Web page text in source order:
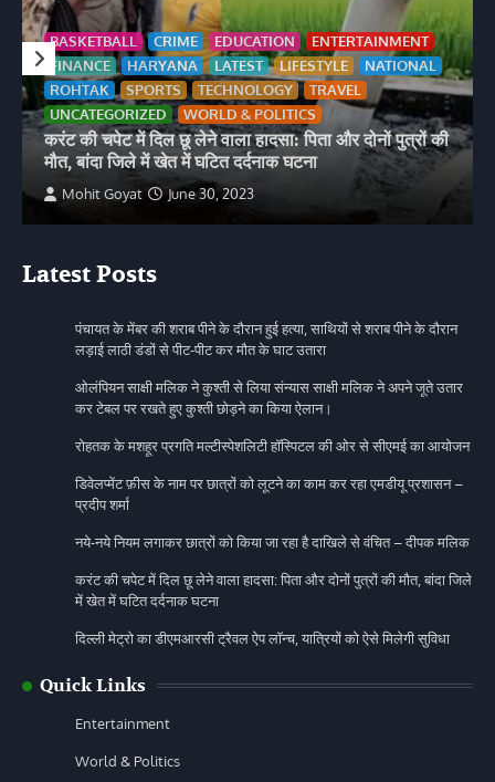
BASKETBALL CRIME EDUCATION
ENTERTAINMENT
FINANCE
HARYANA LATEST LIFESTYLE
NATIONAL
ROHTAK
SPORTS TECHNOLOGY
TRAVEL
UNCATEGORIZED
WORLD & POLITICS
करंट की चपेट में दिल छू लेने वाला हादसा: पिता और दोनों पुत्रों की
मौत, बांदा जिले में खेत में घटित दर्दनाक घटना
Mohit Goyat June 30, 2023
Latest Posts
पंचायत के मेंबर की शराब पीने के दौरान हुई हत्या, साथियों से शराब पीने के दौरान
लड़ाई लाठी डंडों से पीट-पीट कर मौत के घाट उतारा
ओलंपियन साक्षी मलिक ने कुश्ती से लिया संन्यास साक्षी मलिक ने अपने जूते उतार
कर टेबल पर रखते हुए कुश्ती छोड़ने का किया ऐलान।
रोहतक के मशहूर प्रगति मल्टीस्पेशलिटी हॉस्पिटल की ओर से सीएमई का आयोजन
डिवेलप्मेंट फ़ीस के नाम पर छात्रों को लूटने का काम कर रहा एमडीयू प्रशासन –
प्रदीप शर्मा
नये-नये नियम लगाकर छात्रों को किया जा रहा है दाखिले से वंचित – दीपक मलिक
करंट की चपेट में दिल छू लेने वाला हादसा: पिता और दोनों पुत्रों की मौत, बांदा जिले
में खेत में घटित दर्दनाक घटना
दिल्ली मेट्रो का डीएमआरसी ट्रैवल ऐप लॉन्च, यात्रियों को ऐसे मिलेगी सुविधा
Quick Links
Entertainment
World & Politics